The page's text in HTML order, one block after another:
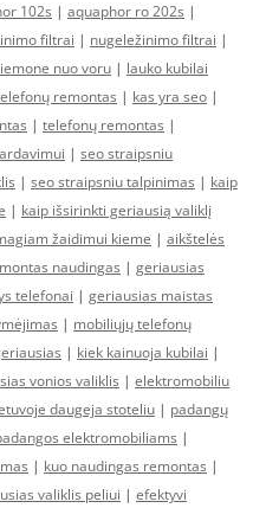
102s | aquaphor ro 202s |
filtrai | nugeležinimo filtrai |
nuo voru | lauko kubilai
remontas | kas yra seo |
| telefonų remontas |
| seo straipsniu
| seo straipsniu talpinimas | kaip
| kaip išsirinkti geriausią valiklį
žaidimui kieme | aikštelės
naudingas | geriausias
telefonai | geriausias maistas
| mobiliųjų telefonų
| kiek kainuoja kubilai |
vonios valiklis | elektromobiliu
daugeja stoteliu | padangų
elektromobiliams |
| kuo naudingas remontas |
valiklis peliui | efektyvi